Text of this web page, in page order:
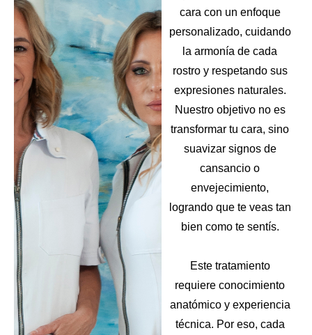
cara con un enfoque
personalizado, cuidando
la armonía de cada
rostro y respetando sus
expresiones naturales.
Nuestro objetivo no es
transformar tu cara, sino
suavizar signos de
cansancio o
envejecimiento,
logrando que te veas tan
bien como te sentís.
Este tratamiento
requiere conocimiento
anatómico y experiencia
técnica. Por eso, cada